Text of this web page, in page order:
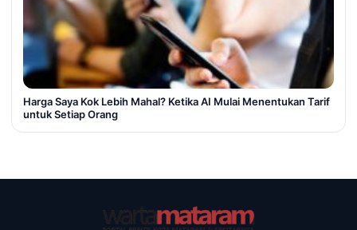
Harga Saya Kok Lebih Mahal? Ketika AI Mulai Menentukan Tarif
untuk Setiap Orang